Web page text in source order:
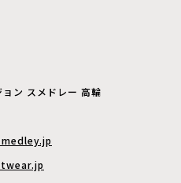
ン スメドレー 高輪